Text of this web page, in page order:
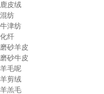
鹿皮绒
混纺
牛津纺
化纤
磨砂羊皮
磨砂牛皮
羊毛呢
羊剪绒
羊羔毛